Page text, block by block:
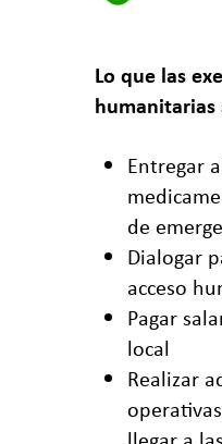
Lo que las
Entregar
de
Dialogar
acceso
Pagar
local
Realizar